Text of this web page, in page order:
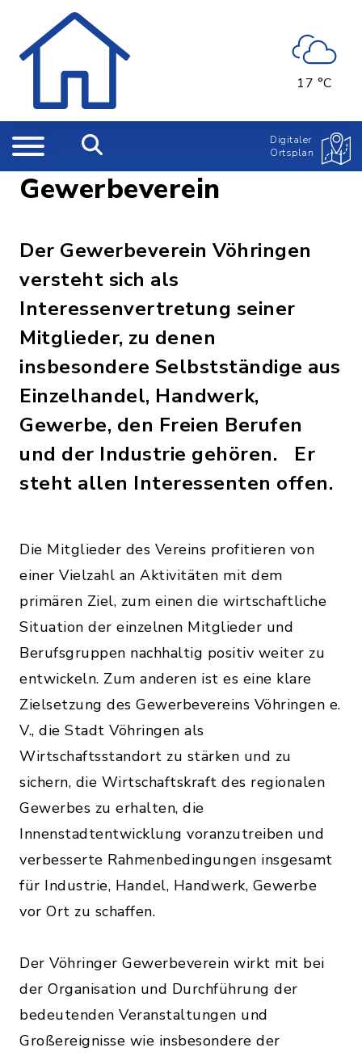
17 °C
Digitaler
Ortsplan
Gewerbeverein
Der Gewerbeverein Vöhringen
versteht sich als
Interessenvertretung seiner
Mitglieder, zu denen
insbesondere Selbstständige aus
Einzelhandel, Handwerk,
Gewerbe, den Freien Berufen
und der Industrie gehören. Er
steht allen Interessenten offen.
Die Mitglieder des Vereins profitieren von
einer Vielzahl an Aktivitäten mit dem
primären Ziel, zum einen die wirtschaftliche
Situation der einzelnen Mitglieder und
Berufsgruppen nachhaltig positiv weiter zu
entwickeln. Zum anderen ist es eine klare
Zielsetzung des Gewerbevereins Vöhringen e.
V., die Stadt Vöhringen als
Wirtschaftsstandort zu stärken und zu
sichern, die Wirtschaftskraft des regionalen
Gewerbes zu erhalten, die
Innenstadtentwicklung voranzutreiben und
verbesserte Rahmenbedingungen insgesamt
für Industrie, Handel, Handwerk, Gewerbe
vor Ort zu schaffen.
Der Vöhringer Gewerbeverein wirkt mit bei
der Organisation und Durchführung der
bedeutenden Veranstaltungen und
Großereignisse wie insbesondere der